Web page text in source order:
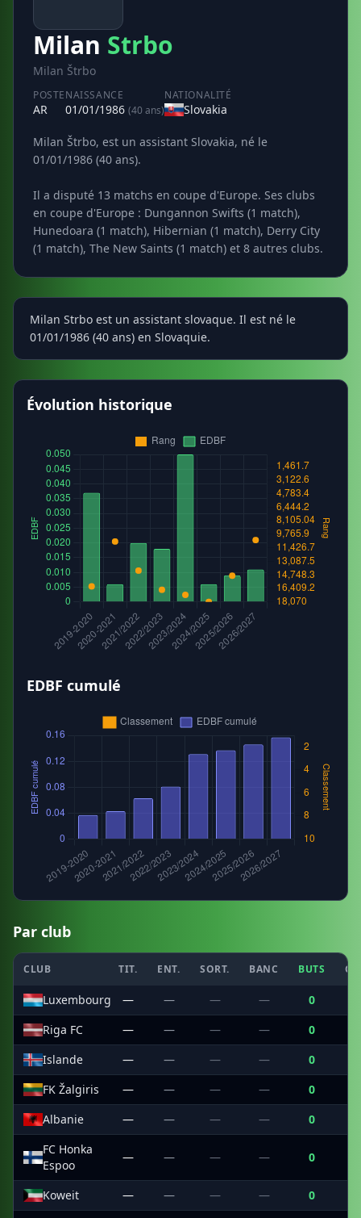
Milan Strbo
Milan Štrbo
POSTE
AR
NAISSANCE
01/01/1986 (40 ans)
NATIONALITÉ
Slovakia
Milan Štrbo, est un assistant Slovakia, né le
01/01/1986 (40 ans).
Il a disputé 13 matchs en coupe d'Europe. Ses clubs
en coupe d'Europe : Dungannon Swifts (1 match),
Hunedoara (1 match), Hibernian (1 match), Derry City
(1 match), The New Saints (1 match) et 8 autres clubs.
Milan Strbo est un assistant slovaque. Il est né le
01/01/1986 (40 ans) en Slovaquie.
Évolution historique
EDBF cumulé
Par club
CLUB TIT. ENT. SORT. BANC BUTS
Luxembourg — — — — 0
Riga FC
— — — — 0
Islande
— — — — 0
FK Žalgiris
— — — — 0
Albanie
— — — — 0
FC Honka
Espoo
— — — — 0
Koweit — — — — 0